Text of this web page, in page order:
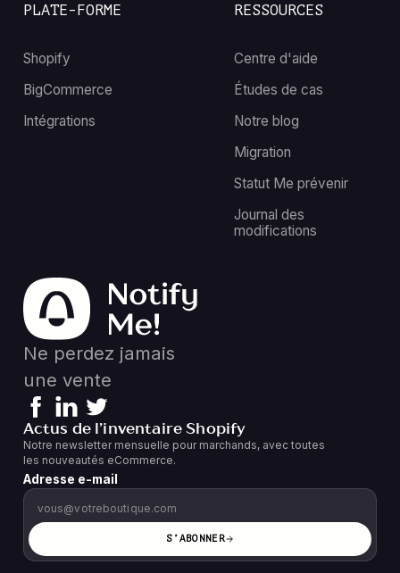
RESSOURCES
Centre d'aide
Études de cas
Notre blog
Migration
Statut Me prévenir
Journal des
modifications
PLATE-FORME
Shopify
BigCommerce
Intégrations
Ne perdez jamais
une vente
Actus de l’inventaire Shopify
Notre newsletter mensuelle pour marchands, avec toutes
les nouveautés eCommerce.
Adresse e-mail
S’ABONNER